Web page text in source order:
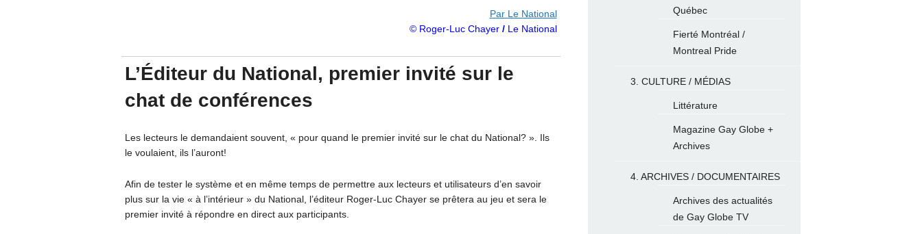
Par Le National
© Roger-Luc Chayer/Le National
L’Éditeur du National, premier invité sur le
chat de conférences
Les lecteurs le demandaient souvent, « pour quand le premier invité sur le chat du National? ». Ils
le voulaient, ils l’auront!
Afin de tester le système et en même temps de permettre aux lecteurs et utilisateurs d’en savoir
plus sur la vie « à l’intérieur » du National, l’éditeur Roger-Luc Chayer se prêtera au jeu et sera le
premier invité à répondre en direct aux participants.
Québec
Fierté Montréal /
Montreal Pride
3. CULTURE / MÉDIAS
Littérature
Magazine Gay Globe +
Archives
4. ARCHIVES / DOCUMENTAIRES
Archives des actualités
de Gay Globe TV